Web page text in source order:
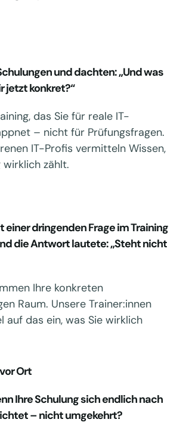
und dachten: „Und was
jetzt konkret?“
das Sie für reale IT-
– nicht für Prüfungsfragen.
IT-Profis vermitteln Wissen,
zählt.
einer dringenden Frage im Training
die Antwort lautete: „Steht nicht
Ihre konkreten
Raum. Unsere Trainer:innen
auf das ein, was Sie wirklich
Ort
Ihre Schulung sich endlich nach
– nicht umgekehrt?